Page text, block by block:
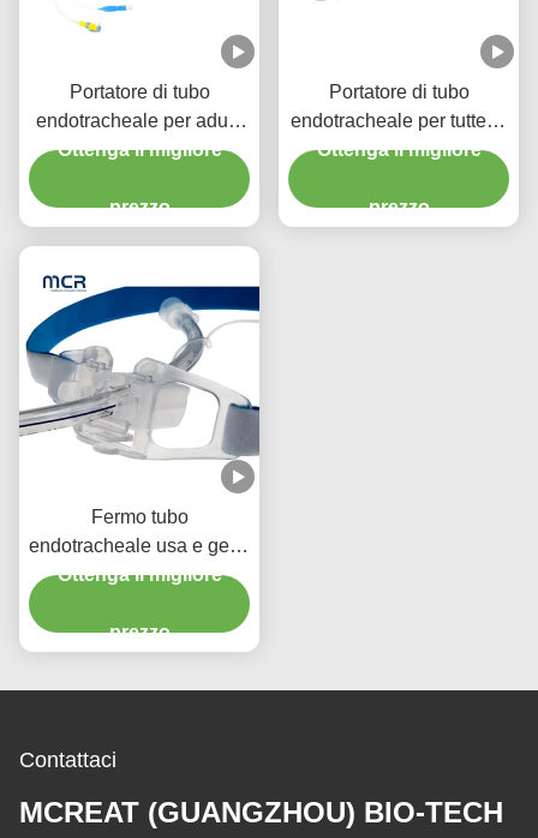
Portatore di tubo
endotracheale per adulti
e bambini per intubazione
Ottenga il migliore
prezzo
Portatore di tubo
endotracheale per tutte le
età
Ottenga il migliore
prezzo
Fermo tubo
endotracheale usa e getta
senza lattice con blocco
misura 3.0-10.0
Ottenga il migliore
prezzo
Contattaci
MCREAT (GUANGZHOU) BIO-TECH